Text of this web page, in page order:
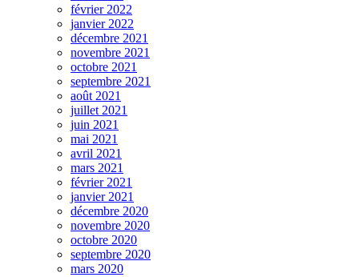
février 2022
janvier 2022
décembre 2021
novembre 2021
octobre 2021
septembre 2021
août 2021
juillet 2021
juin 2021
mai 2021
avril 2021
mars 2021
février 2021
janvier 2021
décembre 2020
novembre 2020
octobre 2020
septembre 2020
mars 2020